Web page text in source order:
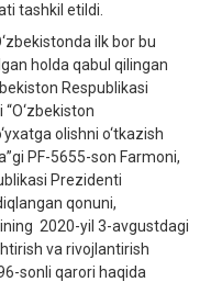
tashkil etildi.
ilk bor bu
holda qabul qilingan
Rеspublikаsi
оlishni o‘tkаzish
PF-5655-sоn Fаrmоni,
Prеzidеnti
qonuni,
2020-yil 3-аvgustdаgi
vа rivоjlаntirish
sоnli qаrоri haqida